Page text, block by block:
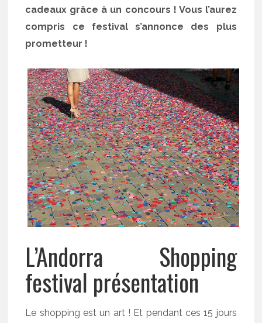
cadeaux grâce à un concours ! Vous l’aurez
compris ce festival s’annonce des plus
prometteur !
L’Andorra Shopping
festival présentation
Le shopping est un art ! Et pendant ces 15 jours